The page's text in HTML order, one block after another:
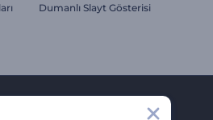
Dumanlı Slayt Gösterisi